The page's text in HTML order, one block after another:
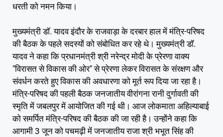
धरती को नमन किया।
मुख्यमंत्री डॉ. यादव इंदौर के राजवाड़ा के दरबार हाल में मंत्रि-परिषद
की बैठक के पहले सदस्यों को संबोधित कर रहे थे। मुख्यमंत्री डॉ.
यादव ने कहा कि प्रधानमंत्री श्री नरेन्द्र मोदी के प्रेरणा वाक्य
"विरासत से विकास की ओर" से प्रेरणा लेकर विरासत के संरक्षण और
संवर्धन करते हुए विकास की अवधारणा को मूर्त रूप दिया जा रहा है।
मंत्रि-परिषद की पहली बैठक जनजातीय वीरांगना रानी दुर्गावती की
स्मृति में जबलपुर में आयोजित की गई थी। आज लोकमाता अहिल्याबाई
को समर्पित मंत्रि-परिषद की बैठक की जा रही है। उन्होंने कहा कि
आगामी 3 जून को पचमढ़ी में जनजातीय राजा श्री भभूत सिंह की